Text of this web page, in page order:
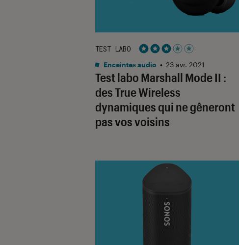
Test labo Marshall Mode II :
des True Wireless
dynamiques qui ne gêneront
pas vos voisins
TEST LABO
Noté 3 étoiles sur 5
Enceintes audio • 23 avr. 2021